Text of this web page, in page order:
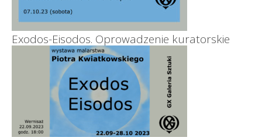
Exodos-Eisodos. Oprowadzenie kuratorskie